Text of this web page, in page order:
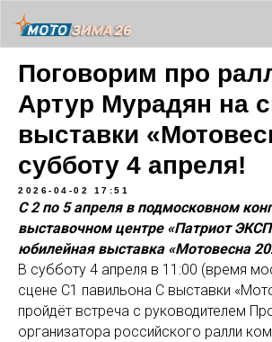
Поговорим про
Артур Мурадян на
выставки
субботу 4 апреля!
2026-04-02 17:51
С 2 по 5 апреля в подмосковном
выставочном центре «Патриот
юбилейная выставка «Мотовесна
В субботу 4 апреля в 11:00 (время
сцене С1 павильона С выставки
пройдёт встреча с руководителем
организатора российского ралли